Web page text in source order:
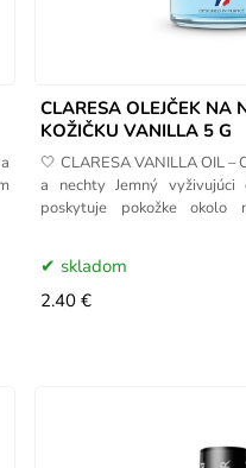
CLARESA OLEJČEK NA
KOŽIČKU VANILLA 5 G
🤍 CLARESA VANILLA OIL –
a nechty Jemný vyživujúci
poskytuje pokožke okolo
skladom
2.40 €